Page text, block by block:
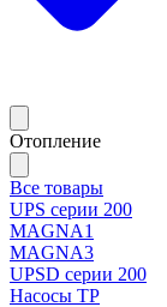
Отопление
Все товары
UPS серии 200
MAGNA1
MAGNA3
UPSD серии 200
Насосы TP